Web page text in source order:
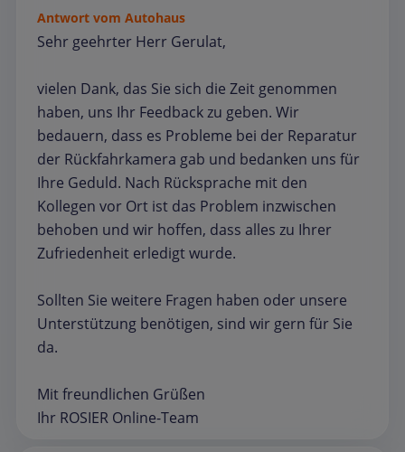
Antwort vom Autohaus
Sehr geehrter Herr Gerulat,
vielen Dank, das Sie sich die Zeit genommen
haben, uns Ihr Feedback zu geben. Wir
bedauern, dass es Probleme bei der Reparatur
der Rückfahrkamera gab und bedanken uns für
Ihre Geduld. Nach Rücksprache mit den
Kollegen vor Ort ist das Problem inzwischen
behoben und wir hoffen, dass alles zu Ihrer
Zufriedenheit erledigt wurde.
Sollten Sie weitere Fragen haben oder unsere
Unterstützung benötigen, sind wir gern für Sie
da.
Mit freundlichen Grüßen
Ihr ROSIER Online-Team